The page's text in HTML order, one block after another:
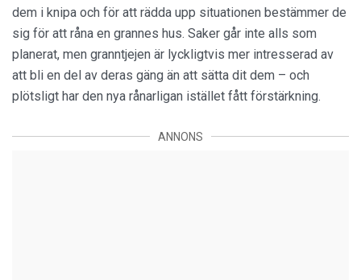
dem i knipa och för att rädda upp situationen bestämmer de
sig för att råna en grannes hus. Saker går inte alls som
planerat, men granntjejen är lyckligtvis mer intresserad av
att bli en del av deras gäng än att sätta dit dem – och
plötsligt har den nya rånarligan istället fått förstärkning.
ANNONS